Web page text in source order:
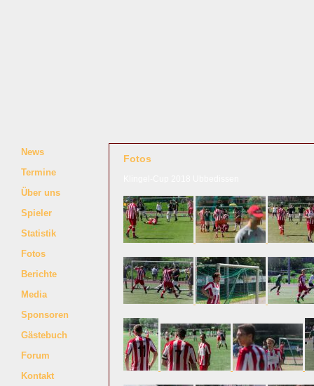
News
Termine
Über uns
Spieler
Statistik
Fotos
Berichte
Media
Sponsoren
Gästebuch
Forum
Kontakt
Fotos